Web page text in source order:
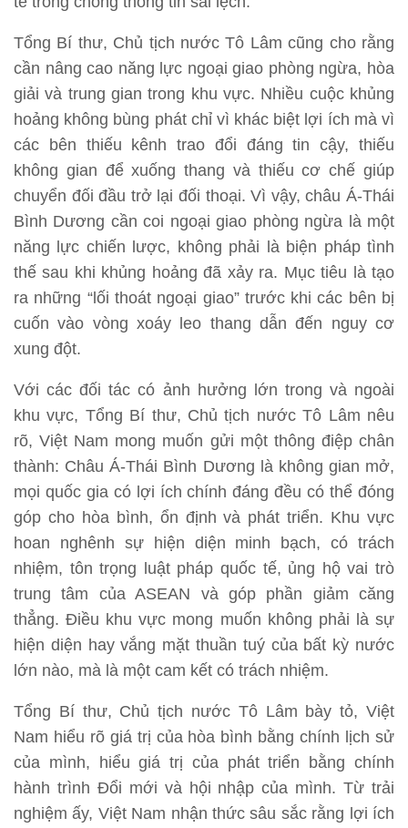
Tổng Bí thư, Chủ tịch nước Tô Lâm cũng cho rằng
cần nâng cao năng lực ngoại giao phòng ngừa, hòa
giải và trung gian trong khu vực. Nhiều cuộc khủng
hoảng không bùng phát chỉ vì khác biệt lợi ích mà vì
các bên thiếu kênh trao đổi đáng tin cậy, thiếu
không gian để xuống thang và thiếu cơ chế giúp
chuyển đối đầu trở lại đối thoại. Vì vậy, châu Á-Thái
Bình Dương cần coi ngoại giao phòng ngừa là một
năng lực chiến lược, không phải là biện pháp tình
thế sau khi khủng hoảng đã xảy ra. Mục tiêu là tạo
ra những “lối thoát ngoại giao” trước khi các bên bị
cuốn vào vòng xoáy leo thang dẫn đến nguy cơ
xung đột.
Với các đối tác có ảnh hưởng lớn trong và ngoài
khu vực, Tổng Bí thư, Chủ tịch nước Tô Lâm nêu
rõ, Việt Nam mong muốn gửi một thông điệp chân
thành: Châu Á-Thái Bình Dương là không gian mở,
mọi quốc gia có lợi ích chính đáng đều có thể đóng
góp cho hòa bình, ổn định và phát triển. Khu vực
hoan nghênh sự hiện diện minh bạch, có trách
nhiệm, tôn trọng luật pháp quốc tế, ủng hộ vai trò
trung tâm của ASEAN và góp phần giảm căng
thẳng. Điều khu vực mong muốn không phải là sự
hiện diện hay vắng mặt thuần tuý của bất kỳ nước
lớn nào, mà là một cam kết có trách nhiệm.
Tổng Bí thư, Chủ tịch nước Tô Lâm bày tỏ, Việt
Nam hiểu rõ giá trị của hòa bình bằng chính lịch sử
của mình, hiểu giá trị của phát triển bằng chính
hành trình Đổi mới và hội nhập của mình. Từ trải
nghiệm ấy, Việt Nam nhận thức sâu sắc rằng lợi ích